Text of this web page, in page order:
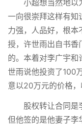
小超想当然地以
一向很崇拜这样有知
力强，人品好，根
授，许世雨出自书香
的。本着对李广宇
世雨说他投资了100
意以20万元的价格，
股权转让合同是
但他签的是他妻子李